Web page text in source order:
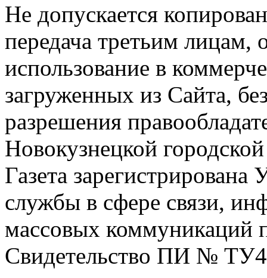
Не допускается
передача третьим лицам,
использование в
загруженных из Сайта,
разрешения
Новокузнецкой
Газета
службы в сфере связи,
массовых коммуникаций
Свидетельство ПИ №